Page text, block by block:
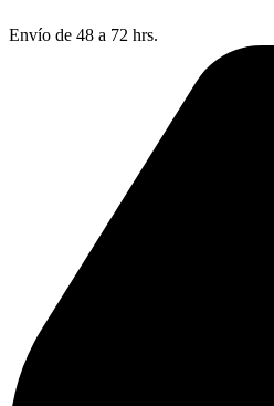
Envío de 48 a 72 hrs.